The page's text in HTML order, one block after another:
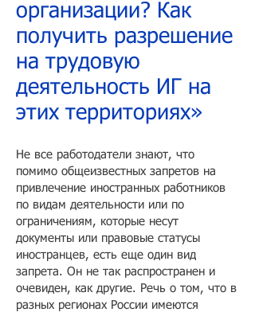
организации? Как
получить разрешение
на трудовую
деятельность ИГ на
этих территориях»
Не все работодатели знают, что
помимо общеизвестных запретов на
привлечение иностранных работников
по видам деятельности или по
ограничениям, которые несут
документы или правовые статусы
иностранцев, есть еще один вид
запрета. Он не так распространен и
очевиден, как другие. Речь о том, что в
разных регионах России имеются